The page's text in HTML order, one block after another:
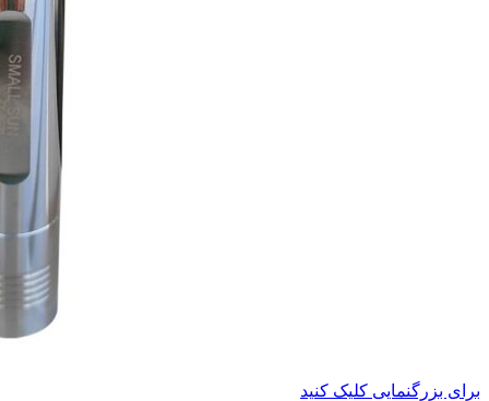
برای بزرگنمایی کلیک کنید